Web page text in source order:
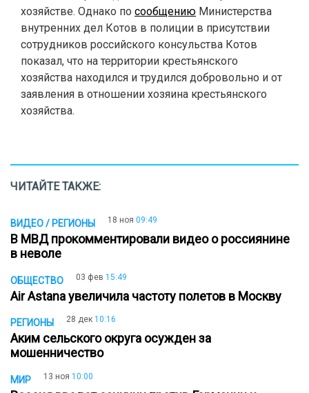
хозяйстве. Однако по сообщению Министерства
внутренних дел Котов в полиции в присутствии
сотрудников российского консульства Котов
показал, что на территории крестьянского
хозяйства находился и трудился добровольно и от
заявления в отношении хозяина крестьянского
хозяйства.
ЧИТАЙТЕ ТАКЖЕ:
ВИДЕО / РЕГИОНЫ 18 ноя 09:49
В МВД прокомментировали видео о россиянине
в неволе
ОБЩЕСТВО 03 фев 15:49
Air Astana увеличила частоту полетов в Москву
РЕГИОНЫ 28 дек 10:16
Аким сельского округа осужден за
мошенничество
МИР 13 ноя 10:00